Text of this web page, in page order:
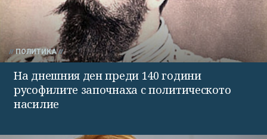
ПОЛИТИКА
На днешния ден преди 140 години
русофилите започнаха с политическото
насилие